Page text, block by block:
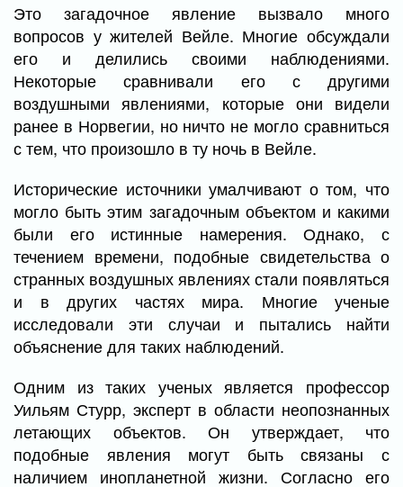
Это загадочное явление вызвало много
вопросов у жителей Вейле. Многие обсуждали
его и делились своими наблюдениями.
Некоторые сравнивали его с другими
воздушными явлениями, которые они видели
ранее в Норвегии, но ничто не могло сравниться
с тем, что произошло в ту ночь в Вейле.
Исторические источники умалчивают о том, что
могло быть этим загадочным объектом и какими
были его истинные намерения. Однако, с
течением времени, подобные свидетельства о
странных воздушных явлениях стали появляться
и в других частях мира. Многие ученые
исследовали эти случаи и пытались найти
объяснение для таких наблюдений.
Одним из таких ученых является профессор
Уильям Стурр, эксперт в области неопознанных
летающих объектов. Он утверждает, что
подобные явления могут быть связаны с
наличием инопланетной жизни. Согласно его